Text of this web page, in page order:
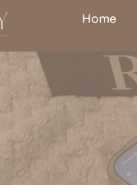
Home